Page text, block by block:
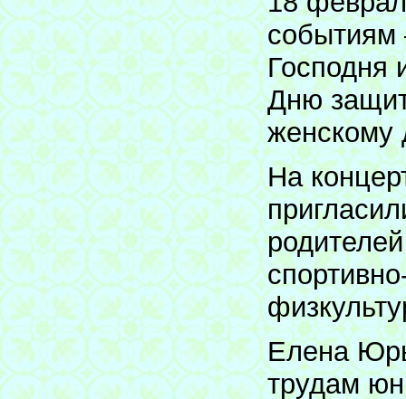
событиям
Господня
Дню
женскому
На
Елена
трудам